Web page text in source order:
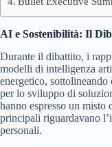
AI e Sostenibilità: Il
Durante il dibattito, i
modelli di intelligenza
energetico, sottolineando
per lo sviluppo di
hanno espresso un
principali riguardavano
personali.